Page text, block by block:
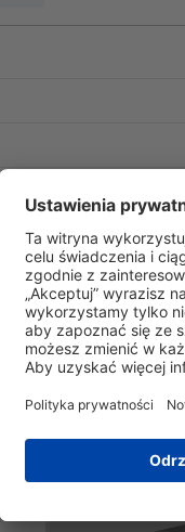
(LFH)